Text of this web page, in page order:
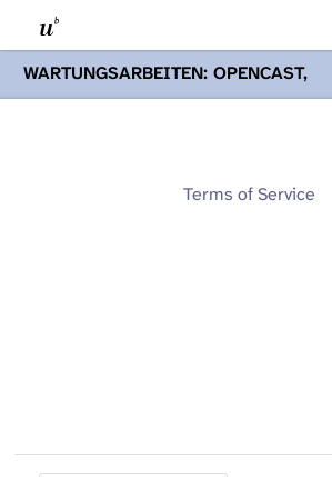
WARTUNGSARBEITEN: OPENCAST,
PODCASTS & TOBIRA
Mi 19. August
Opencast-Videos und Tobira nicht zur
Terms of Service